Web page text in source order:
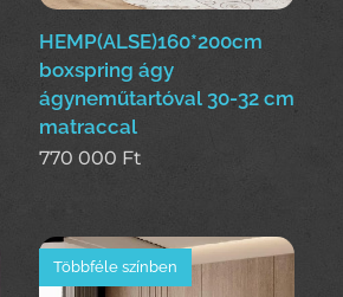
HEMP(ALSE)160*200cm
boxspring ágy
ágyneműtartóval 30-32 cm
matraccal
770 000 Ft
Többféle színben